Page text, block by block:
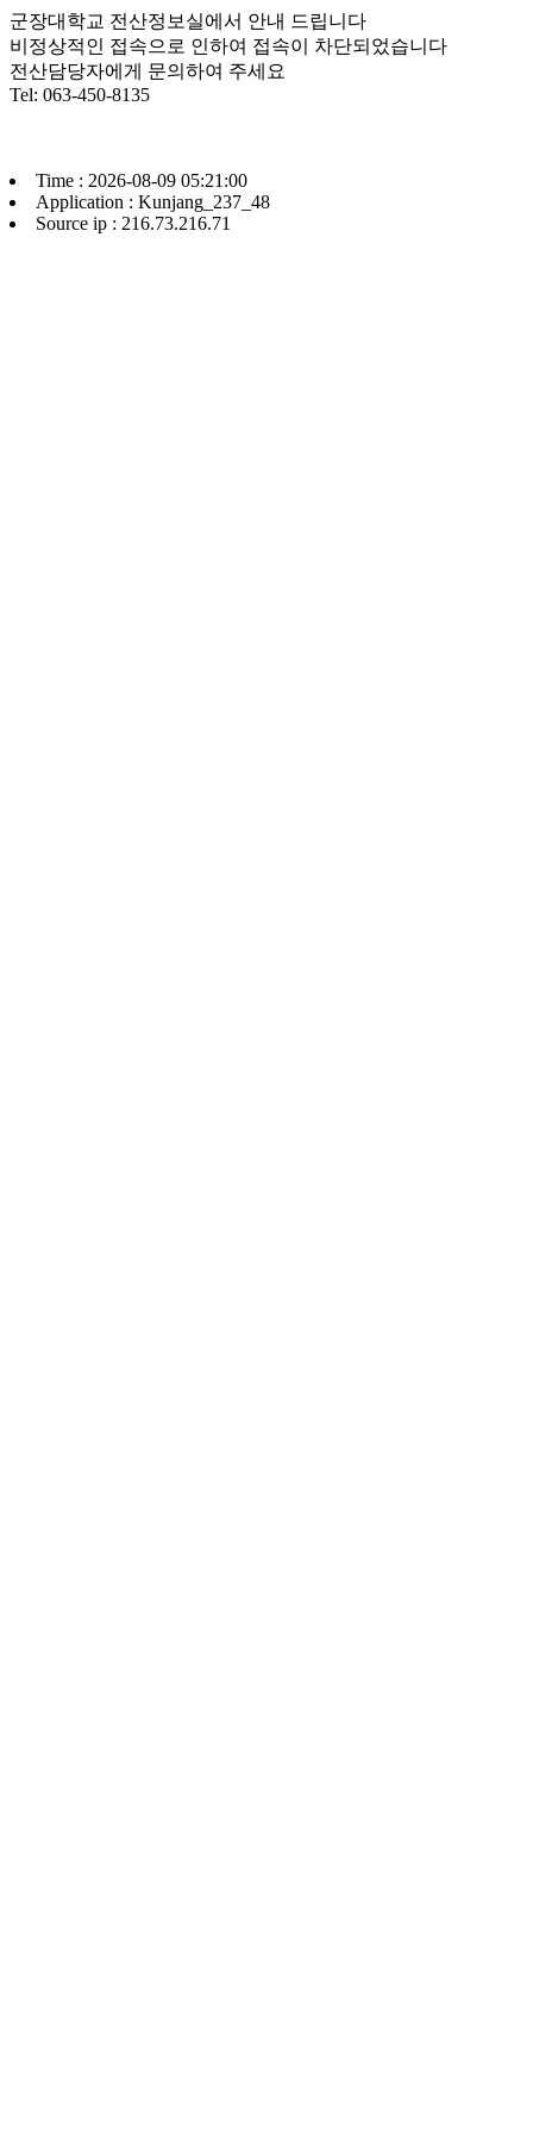
군장대학교 전산정보실에서 안내 드립니다
비정상적인 접속으로 인하여 접속이 차단되었습니다
전산담당자에게 문의하여 주세요
Tel: 063-450-8135
Time : 2026-08-09 05:21:00
Application : Kunjang_237_48
Source ip : 216.73.216.71